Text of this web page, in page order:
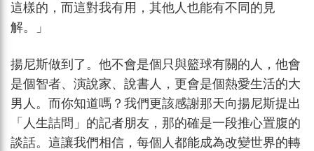
這樣的，而這對我有用，其他人也能有不同的見
解。」
揚尼斯做到了。他不會是個只與籃球有關的人，他會
是個智者、演說家、說書人，更會是個熱愛生活的大
男人。而你知道嗎？我們更該感謝那天向揚尼斯提出
「人生詰問」的記者朋友，那的確是一段推心置腹的
談話。這讓我們相信，每個人都能成為改變世界的轉